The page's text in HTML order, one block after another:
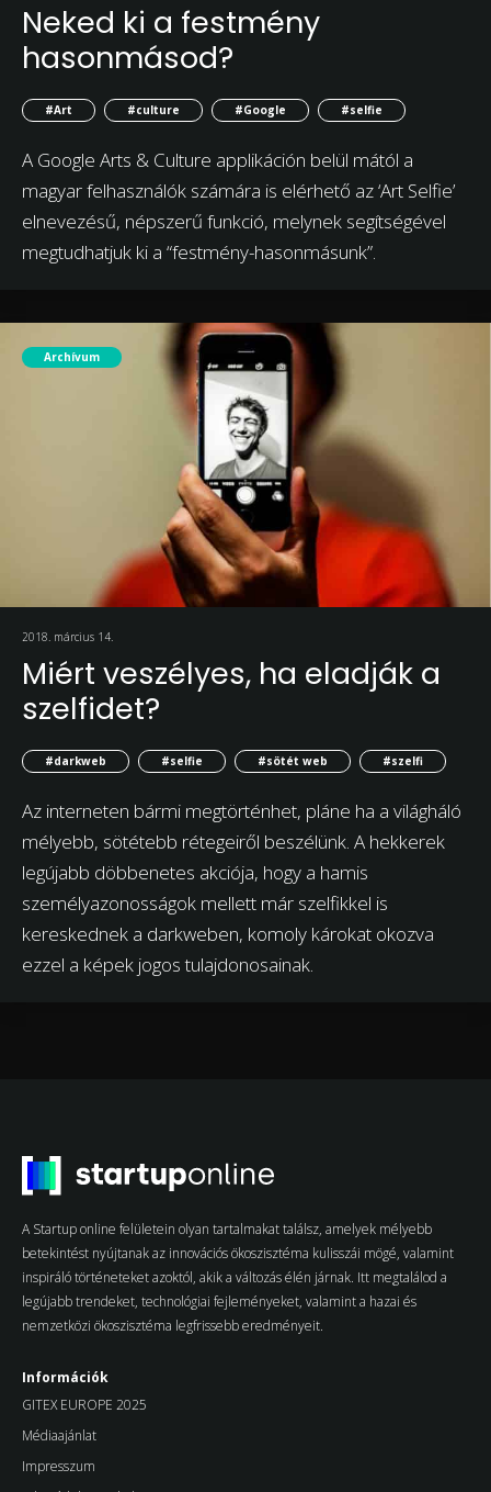
Neked ki a festmény
hasonmásod?
#Art #culture #Google #selfie
A Google Arts & Culture applikáción belül mától a
magyar felhasználók számára is elérhető az ‘Art Selfie’
elnevezésű, népszerű funkció, melynek segítségével
megtudhatjuk ki a “festmény-hasonmásunk”.
Archívum
2018. március 14.
Miért veszélyes, ha eladják a
szelfidet?
#darkweb #selfie #sötét web #szelfi
Az interneten bármi megtörténhet, pláne ha a világháló
mélyebb, sötétebb rétegeiről beszélünk. A hekkerek
legújabb döbbenetes akciója, hogy a hamis
személyazonosságok mellett már szelfikkel is
kereskednek a darkweben, komoly károkat okozva
ezzel a képek jogos tulajdonosainak.
A Startup online felületein olyan tartalmakat találsz, amelyek mélyebb
betekintést nyújtanak az innovációs ökoszisztéma kulisszái mögé, valamint
inspiráló történeteket azoktól, akik a változás élén járnak. Itt megtalálod a
legújabb trendeket, technológiai fejleményeket, valamint a hazai és
nemzetközi ökoszisztéma legfrissebb eredményeit.
Információk
GITEX EUROPE 2025
Médiaajánlat
Impresszum